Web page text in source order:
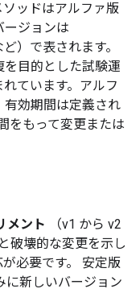
ッドはアルファ版
ージョンは
ど）で表されます。
を目的とした試験運
ています。アルフ
有効期間は定義され
をもって変更または
メント
（v1 から v2
破壊的な変更を示し
必要です。 安定版
に新しいバージョン